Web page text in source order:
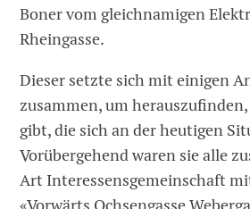
Boner vom gleichnamigen
Rheingasse.
Dieser setzte sich mit einigen
zusammen, um
gibt, die sich an der heutigen
Vorübergehend waren sie alle
Art Interessensgemeinschaft
«Vorwärts Ochsengasse